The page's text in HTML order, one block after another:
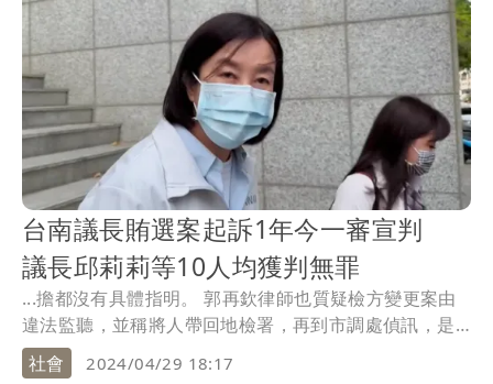
台南議長賄選案起訴1年今一審宣判
議長邱莉莉等10人均獲判無罪
...擔都沒有具體指明。 郭再欽律師也質疑檢方變更案由
違法監聽，並稱將人帶回地檢署，再到市調處偵訊，是
否...
社會 2024/04/29 18:17